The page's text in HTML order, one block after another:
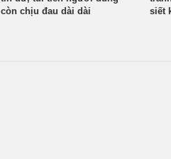
còn chịu đau dài dài
siết